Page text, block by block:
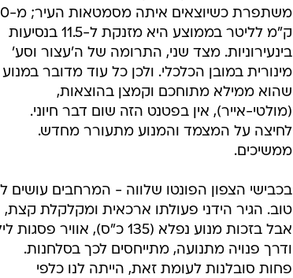
משתפרת כשיוצאים
ק"מ לליטר בממוצע היא מזנקת ל-11.5 בנסיעות
בינעירוניות. מצד שני, התרומה של ה'עצור וסע'
מינורית במובן הכלכלי. ולכן כל עוד מדובר במנוע
שהוא ממילא מתוחכם וקמצן בהוצאות,
(מולטי-אייר), אין בפטנט הזה שום דבר חיוני.
לחיצה על המצמד והמנוע מתעורר מחדש.
ממשיכים.
בכבישי הצפון הפונטו שלווה - המרחבים עושים
טוב. הגיר הידני פעולתו ארכאית ומקלקלת קצת,
אבל בזכות מנוע נפלא (135 כ"ס), אוויר פסגות
ודרך פנויה מתנועה, מתייחסים לכך בסלחנות.
פחות סובלנות לעומת זאת, הייתה לנו כלפי